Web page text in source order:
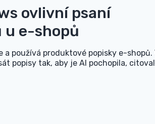
ovlivní psaní
u e-shopů
a používá produktové popisky e-shopů.
popisy tak, aby je AI pochopila,